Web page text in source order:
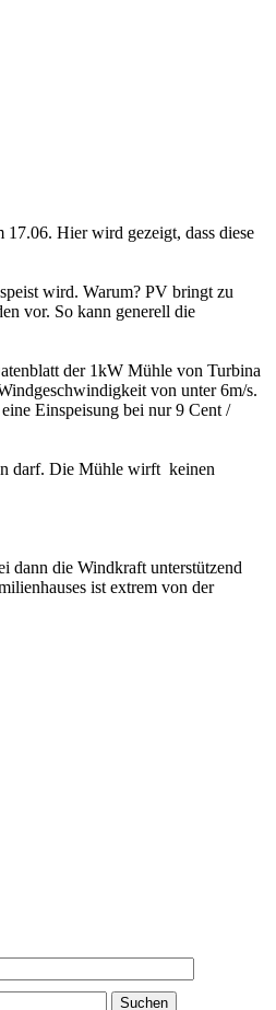
Hier wird gezeigt, dass diese
wird. Warum? PV bringt zu
vor. So kann generell die
der 1kW Mühle von Turbina
von unter 6m/s.
Einspeisung bei nur 9 Cent /
darf. Die Mühle wirft keinen
dann die Windkraft unterstützend
ist extrem von der